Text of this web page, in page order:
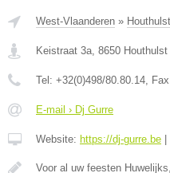
West-Vlaanderen » Houthulst
Keistraat 3a, 8650 Houthulst
Tel: +32(0)498/80.80.14,
E-mail › Dj Gurre
Website: https://dj-gurre.be
Voor al uw feesten